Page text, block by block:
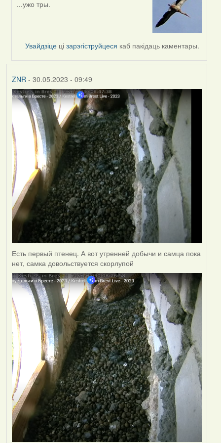
In
Feather
...ужо тры.
Увайдзіце цізарэгіструйцеся каб пакідаць каментары.
ZNR - 30.05.2023 - 09:49
Есть первый птенец. А вот утренней добычи и самца пока
нет, самка довольствуется скорлупой